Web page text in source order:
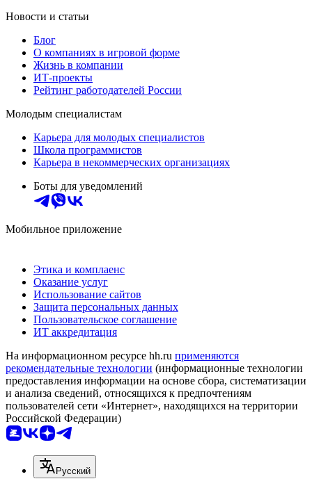
Новости и статьи
Блог
О компаниях в игровой форме
Жизнь в компании
ИТ-проекты
Рейтинг работодателей России
Молодым специалистам
Карьера для молодых специалистов
Школа программистов
Карьера в некоммерческих организациях
Боты для уведомлений
Мобильное приложение
Этика и комплаенс
Оказание услуг
Использование сайтов
Защита персональных данных
Пользовательское соглашение
ИТ аккредитация
На информационном ресурсе hh.ru применяются
рекомендательные технологии (информационные технологии
предоставления информации на основе сбора, систематизации
и анализа сведений, относящихся к предпочтениям
пользователей сети «Интернет», находящихся на территории
Российской Федерации)
Русский